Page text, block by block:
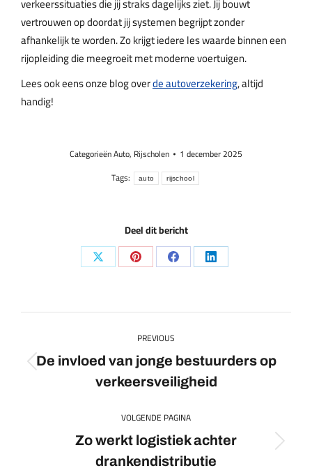
vertrouwen op doordat jij systemen begrijpt zonder
afhankelijk te worden. Zo krijgt iedere les waarde binnen een
rijopleiding die meegroeit met moderne voertuigen.
Lees ook eens onze blog overde autoverzekering, altijd
handig!
CategorieënAuto, Rijscholen
1 december 2025
Tags:
auto rijschool
Deel dit bericht
Share
X
Share
Pinterest
Share
Facebook
Share
LinkedIn
navigation
PREVIOUS
Previous
post:
De invloed van jonge bestuurders op
verkeersveiligheid
VOLGENDE PAGINA
Volgende
pagina
Zo werkt logistiek achter
drankendistributie